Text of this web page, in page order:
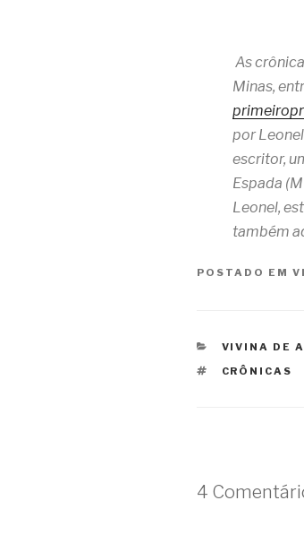
As
Minas,
por
escritor,
Espada
Leonel,
também
POSTADO EM
VIVINA DE
TAGS
CRÔNICAS
4